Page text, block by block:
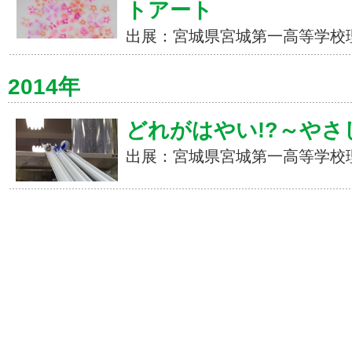
トアート
出展：宮城県宮城第一高等学校
2014年
どれがはやい!?～やさ
出展：宮城県宮城第一高等学校